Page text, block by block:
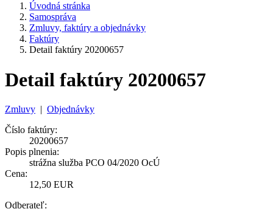
Úvodná stránka
Samospráva
Zmluvy, faktúry a objednávky
Faktúry
Detail faktúry 20200657
Detail faktúry 20200657
Zmluvy | Objednávky
Číslo faktúry:
20200657
Popis plnenia:
strážna služba PCO 04/2020 OcÚ
Cena:
12,50 EUR
Odberateľ: